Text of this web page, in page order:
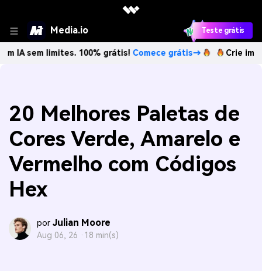
Media.io Teste grátis
limites. 100% grátis!Comece grátis→ Crie imagens
20 Melhores Paletas de
Cores Verde, Amarelo e
Vermelho com Códigos
Hex
por Julian Moore
Aug 06, 26 · 18 min(s)